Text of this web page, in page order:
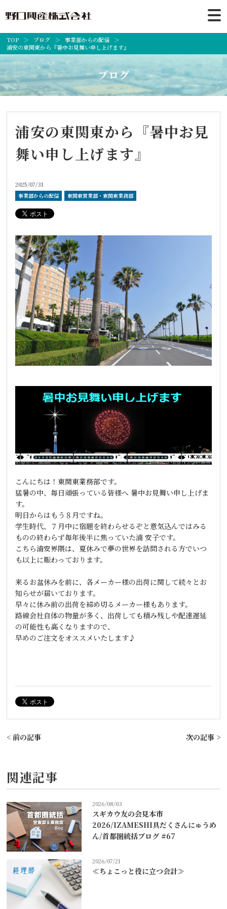
TOP ブログ
事業部からの配信
浦安の東関東から『暑中お見舞い申し上げます』
ブログ
浦安の東関東から『暑中お見
舞い申し上げます』
2025/07/31
事業部からの配信 東関東営業部・東関東業務部
こんにちは！東関東業務部です。
猛暑の中、毎日頑張っている皆様へ 暑中お見舞い申し上げま
す。
明日からはもう８月ですね。
学生時代、７月中に宿題を終わらせるぞと意気込んではみる
ものの終わらず毎年後半に焦っていた浦 安子です。
こちら浦安界隈は、夏休みで夢の世界を訪問される方でいつ
も以上に賑わっております。
来るお盆休みを前に、各メーカー様の出荷に関して続々とお
知らせが届いております。
早々に休み前の出荷を締め切るメーカー様もあります。
路線会社自体の物量が多く、出荷しても積み残しや配達遅延
の可能性も高くなりますので、
早めのご注文をオススメいたします♪
< 前の記事 次の記事 >
関連記事
2026/08/03
スギカウ友の会見本市
2026/IZAMESHI具だくさんにゅうめ
ん/首都圏統括ブログ #67
2026/07/21
≪ちょこっと役に立つ会計≫